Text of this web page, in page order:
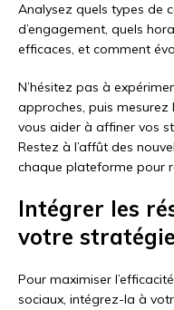
Analysez quels types de
d’engagement, quels
efficaces, et comment
N’hésitez pas à
approches, puis mesurez
vous aider à affiner vos
Restez à l’affût des
chaque plateforme pour
Intégrer les
votre
Pour maximiser
sociaux, intégrez-la à